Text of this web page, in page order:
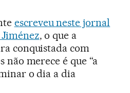
escreveu neste jornal
, o que a
conquistada com
não merece é que “a
o dia a dia